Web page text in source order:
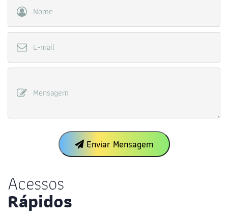
Nome
E-mail
Mensagem
Enviar Mensagem
Acessos
Rápidos